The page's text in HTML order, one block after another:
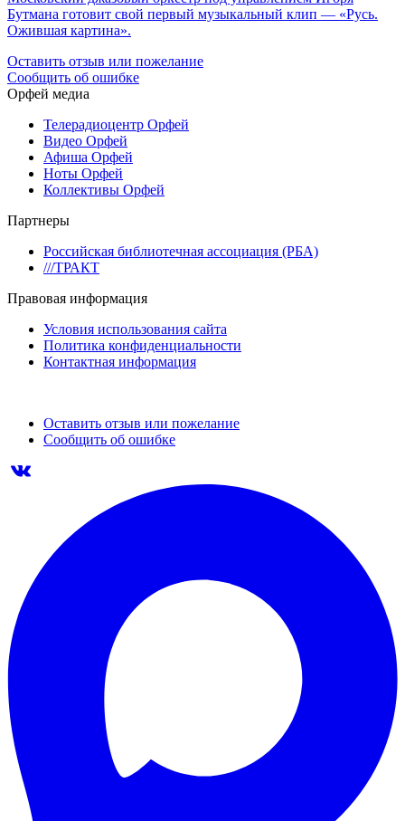
Бутмана готовит свой первый музыкальный клип — «Русь.
Ожившая картина».
Оставить отзыв или пожелание
Сообщить об ошибке
Орфей медиа
Телерадиоцентр Орфей
Видео Орфей
Афиша Орфей
Ноты Орфей
Коллективы Орфей
Партнеры
Российская библиотечная ассоциация (РБА)
///ТРАКТ
Правовая информация
Условия использования сайта
Политика конфиденциальности
Контактная информация
Оставить отзыв или пожелание
Сообщить об ошибке